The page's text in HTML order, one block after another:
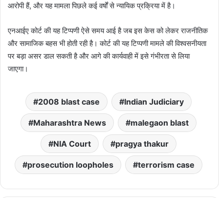
आरोपी हैं, और यह मामला पिछले कई वर्षों से न्यायिक प्रक्रिया में है।
एनआईए कोर्ट की यह टिप्पणी ऐसे समय आई है जब इस केस को लेकर राजनीतिक
और सामाजिक बहस भी होती रही है। कोर्ट की यह टिप्पणी मामले की विश्वसनीयता
पर बड़ा असर डाल सकती है और आगे की कार्यवाही में इसे गंभीरता से लिया
जाएगा।
2008 blast case Indian Judiciary
Maharashtra News malegaon blast
NIA Court pragya thakur
prosecution loopholes terrorism case